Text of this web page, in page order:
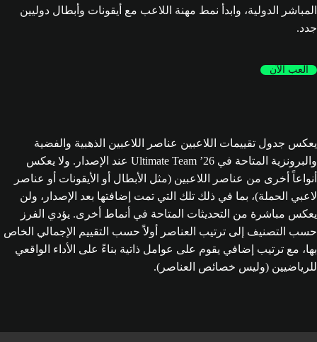
المباشر الدولية، وابدأ نمط مهنة اللاعب مع أيقونات وأبطال دوليين
جدد.
العب الآن
يعكس جدول تقييمات اللاعبين عناصر اللاعبين الذهبية والفضية
والبرونزية المتاحة في Ultimate Team ’26 عند الإصدار. ولا يعكس
أنواعاً أخرى من عناصر اللاعبين (مثل الأبطال أو الأيقونات أو عناصر
لاعبي الحملة)، بما في ذلك تلك التي تمت إضافتها بعد الإصدار، ولن
يعكس مباشرة من التحديثات المتاحة في أنماط أخرى. يؤدي الفرز
حسب التصنيف إلى ترتيب العناصر أولاً حسب التقييم الإجمالي الخاص
بها، مع ترتيب إضافي يقوم على عوامل ذاتية بناءً على الأداء الواقعي
للرياضيين (وليس خصائص العناصر).